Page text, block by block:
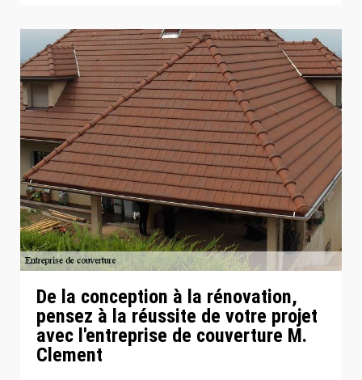
De la conception à la rénovation,
pensez à la réussite de votre projet
avec l'entreprise de couverture M.
Clement